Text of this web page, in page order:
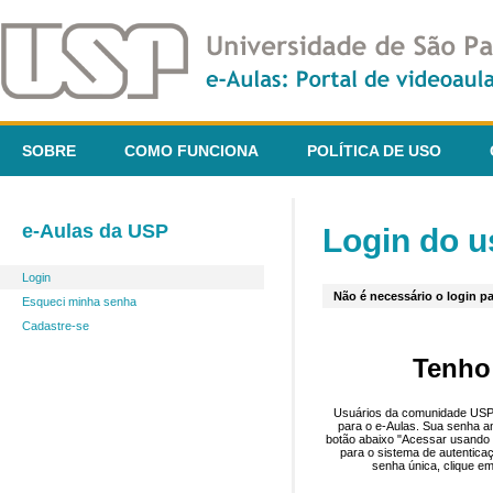
SOBRE COMO FUNCIONA POLÍTICA DE USO
e-Aulas da USP
Login
Esqueci minha senha
Cadastre-se
Login do
Não é necessário o login
Usuários da comunidade
para o e-Aulas. Sua senha
botão abaixo "Acessar
para o sistema de
senha única, clique